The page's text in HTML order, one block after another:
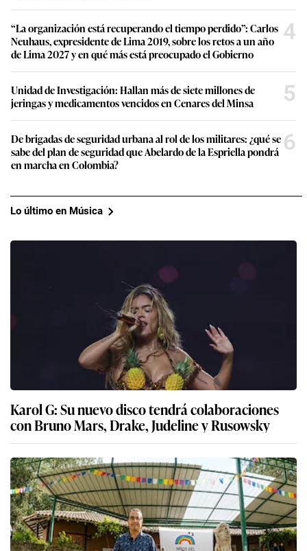
“La organización está recuperando el tiempo perdido”: Carlos
Neuhaus, expresidente de Lima 2019, sobre los retos a un año
de Lima 2027 y en qué más está preocupado el Gobierno
4
Unidad de Investigación: Hallan más de siete millones de
jeringas y medicamentos vencidos en Cenares del Minsa
5
De brigadas de seguridad urbana al rol de los militares: ¿qué se
sabe del plan de seguridad que Abelardo de la Espriella pondrá
en marcha en Colombia?
6
Lo último en Música
Karol G: Su nuevo disco tendrá colaboraciones
con Bruno Mars, Drake, Judeline y Rusowsky